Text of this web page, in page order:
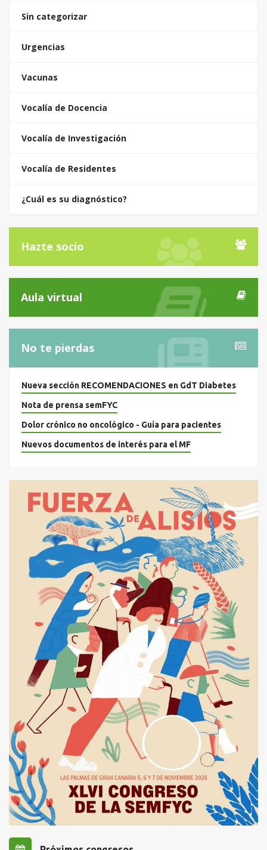
Sin categorizar
Urgencias
Vacunas
Vocalía de Docencia
Vocalía de Investigación
Vocalía de Residentes
¿Cuál es su diagnóstico?
Hazte socio
Aula virtual
No te pierdas
Nueva sección RECOMENDACIONES en GdT Diabetes
Nota de prensa semFYC
Dolor crónico no oncológico - Guía para pacientes
Nuevos documentos de interés para el MF